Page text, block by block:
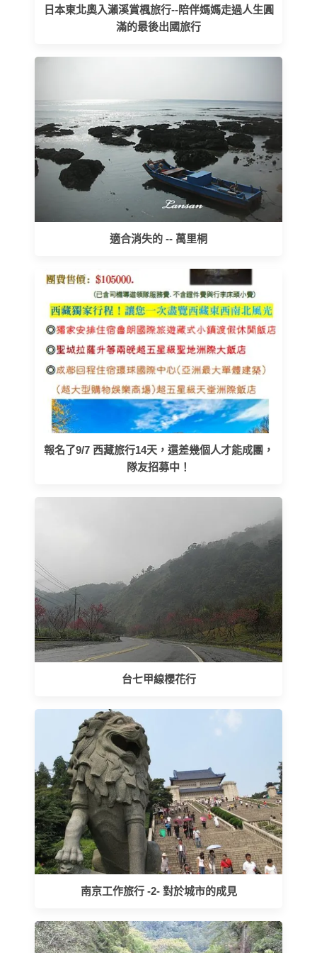
日本東北奧入瀨溪賞楓旅行--陪伴媽媽走過人生圓
滿的最後出國旅行
適合消失的 -- 萬里桐
報名了9/7 西藏旅行14天，還差幾個人才能成團，
隊友招募中！
台七甲線櫻花行
南京工作旅行 -2- 對於城市的成見